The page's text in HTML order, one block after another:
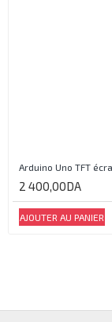
2 400,00DA
AJOUTER AU PANIER